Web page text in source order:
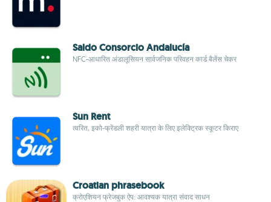
Saldo Consorcio Andalucía
NFC-आधारित अंडालूसियन सार्वजनिक परिवहन कार्ड बैलेंस चेकर
Sun Rent
त्वरित, इको-फ्रेंडली शहरी यात्रा के लिए इलेक्ट्रिक स्कूटर किराए
Croatian phrasebook
क्रोएशियन फ्रेजबुक ऐप: आवश्यक यात्रा संवाद साधन